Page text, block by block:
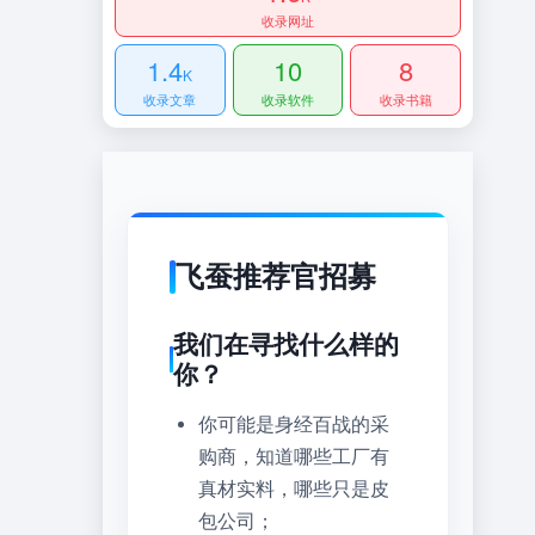
收录网址
1.4K
收录文章
10
收录软件
8
收录书籍
飞蚕推荐官招募
我们在寻找什么样的
你？
你可能是身经百战的采
购商，知道哪些工厂有
真材实料，哪些只是皮
包公司；